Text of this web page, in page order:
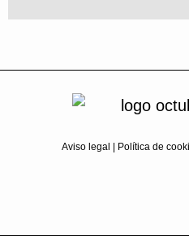
Aviso legal Política de